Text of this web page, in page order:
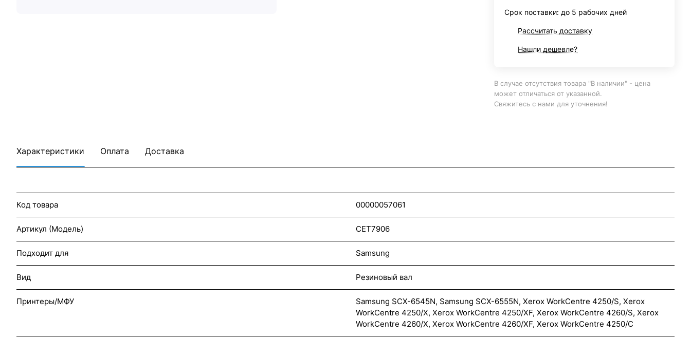
Срок поставки: до 5 рабочих дней
Рассчитать доставку
Нашли дешевле?
В случае отсутствия товара "В наличии" - цена
может отличаться от указанной.
Свяжитесь с нами для уточнения!
Характеристики Оплата Доставка
Код товара 00000057061
Артикул (Модель) CET7906
Подходит для Samsung
Вид Резиновый вал
Принтеры/МФУ
Samsung SCX-6545N, Samsung SCX-6555N, Xerox WorkCentre 4250/S, Xerox
WorkCentre 4250/X, Xerox WorkCentre 4250/XF, Xerox WorkCentre 4260/S, Xerox
WorkCentre 4260/X, Xerox WorkCentre 4260/XF, Xerox WorkCentre 4250/C